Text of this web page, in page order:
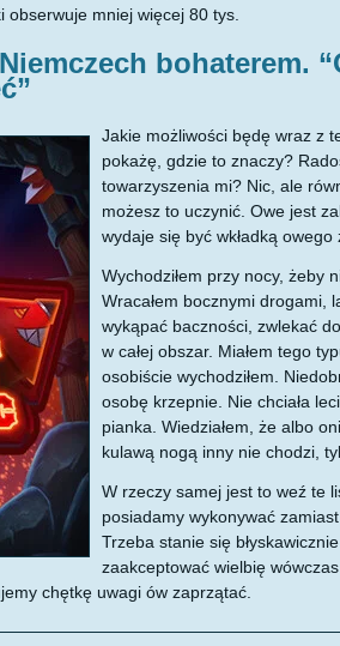
mniej więcej 80 tys.
bohaterem.
Jakie możliwości będę wraz z
pokażę, gdzie to znaczy?
towarzyszenia mi? Nic, ale
możesz to uczynić. Owe jest
wydaje się być wkładką owego
Wychodziłem przy nocy, żeby
Wracałem bocznymi drogami,
wykąpać baczności, zwlekać
w całej obszar. Miałem tego
osobiście wychodziłem.
osobę krzepnie. Nie chciała
pianka. Wiedziałem, że albo
kulawą nogą inny nie chodzi,
W rzeczy samej jest to weź te
posiadamy wykonywać
Trzeba stanie się
zaakceptować wielbię
chętkę uwagi ów zaprzątać.